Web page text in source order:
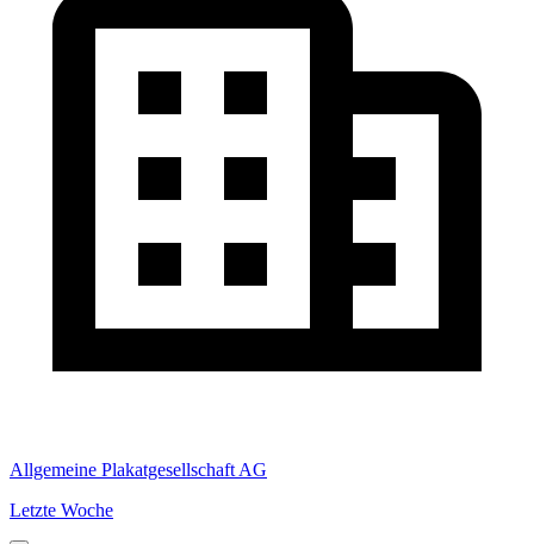
Allgemeine Plakatgesellschaft AG
Letzte Woche